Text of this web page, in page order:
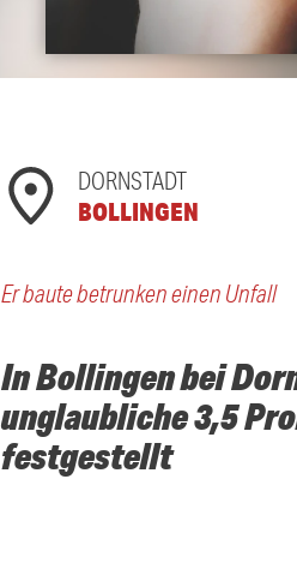
DORNSTADT
BOLLINGEN
Er baute betrunken einen Unfall
In Bollingen bei
unglaubliche 3,5
festgestellt